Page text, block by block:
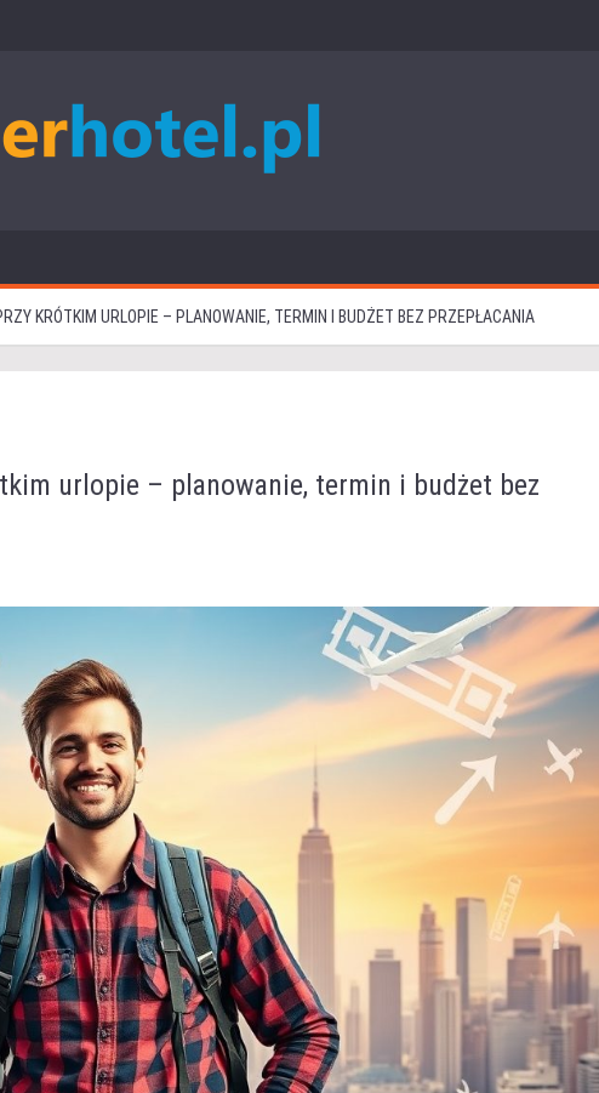
KRÓTKIM URLOPIE – PLANOWANIE, TERMIN I BUDŻET BEZ PRZEPŁACANIA
urlopie – planowanie, termin i budżet bez